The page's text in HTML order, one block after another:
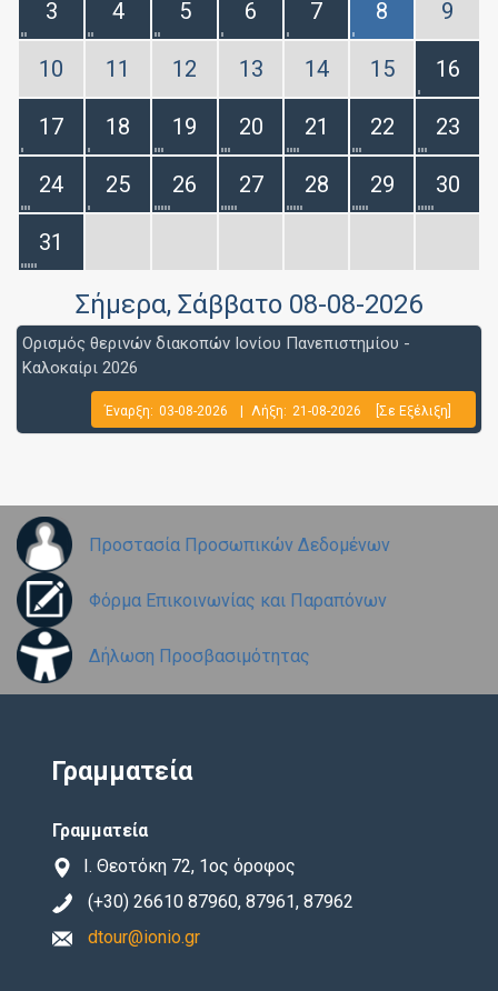
3 4 5 6 7 8 9
10 11 12 13 14 15 16
17 18 19 20 21 22 23
24 25 26 27 28 29 30
31
Σήμερα, Σάββατο 08-08-2026
Ορισμός θερινών διακοπών Ιονίου Πανεπιστημίου -
Καλοκαίρι 2026
Έναρξη: 03-08-2026 Λήξη: 21-08-2026 [Σε Εξέλιξη]
Προστασία Προσωπικών Δεδομένων
Φόρμα Επικοινωνίας και Παραπόνων
Δήλωση Προσβασιμότητας
Γραμματεία
Γραμματεία
Ι. Θεοτόκη 72, 1ος όροφος
(+30) 26610 87960, 87961, 87962
dtour@ionio.gr